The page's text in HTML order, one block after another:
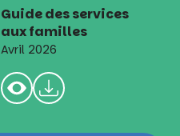
Guide des services
aux familles
Avril 2026